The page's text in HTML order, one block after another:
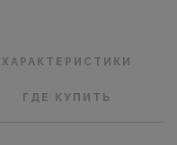
ХАРАКТЕРИСТИКИ
ГДЕ КУПИТЬ